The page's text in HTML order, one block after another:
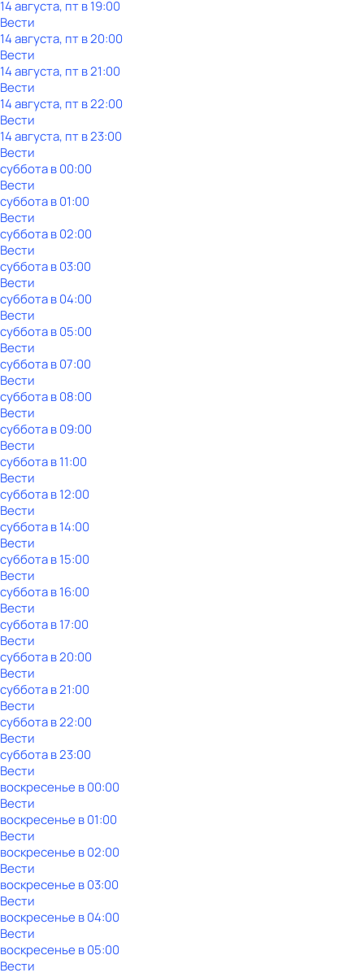
14 августа, пт в 19:00
Вести
14 августа, пт в 20:00
Вести
14 августа, пт в 21:00
Вести
14 августа, пт в 22:00
Вести
14 августа, пт в 23:00
Вести
субботав00:00
Вести
субботав01:00
Вести
субботав02:00
Вести
субботав03:00
Вести
субботав04:00
Вести
субботав05:00
Вести
субботав07:00
Вести
субботав08:00
Вести
субботав09:00
Вести
субботав11:00
Вести
субботав12:00
Вести
субботав14:00
Вести
субботав15:00
Вести
субботав16:00
Вести
субботав17:00
Вести
субботав20:00
Вести
субботав21:00
Вести
субботав22:00
Вести
субботав23:00
Вести
воскресенье в00:00
Вести
воскресенье в01:00
Вести
воскресенье в02:00
Вести
воскресенье в03:00
Вести
воскресенье в04:00
Вести
воскресенье в05:00
Вести